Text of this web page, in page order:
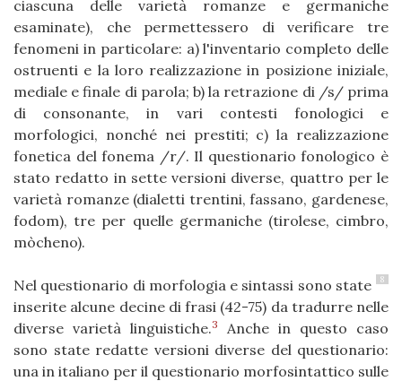
ciascuna delle varietà romanze e germaniche
esaminate), che permettessero di verificare tre
fenomeni in particolare: a) l'inventario completo delle
ostruenti e la loro realizzazione in posizione iniziale,
mediale e finale di parola; b) la retrazione di /s/ prima
di consonante, in vari contesti fonologici e
morfologici, nonché nei prestiti; c) la realizzazione
fonetica del fonema /r/. Il questionario fonologico è
stato redatto in sette versioni diverse, quattro per le
varietà romanze (dialetti trentini, fassano, gardenese,
fodom), tre per quelle germaniche (tirolese, cimbro,
mòcheno).
8
Nel questionario di morfologia e sintassi sono state
inserite alcune decine di frasi (42-75) da tradurre nelle
diverse varietà linguistiche.3
Anche in questo caso
sono state redatte versioni diverse del questionario:
una in italiano per il questionario morfosintattico sulle